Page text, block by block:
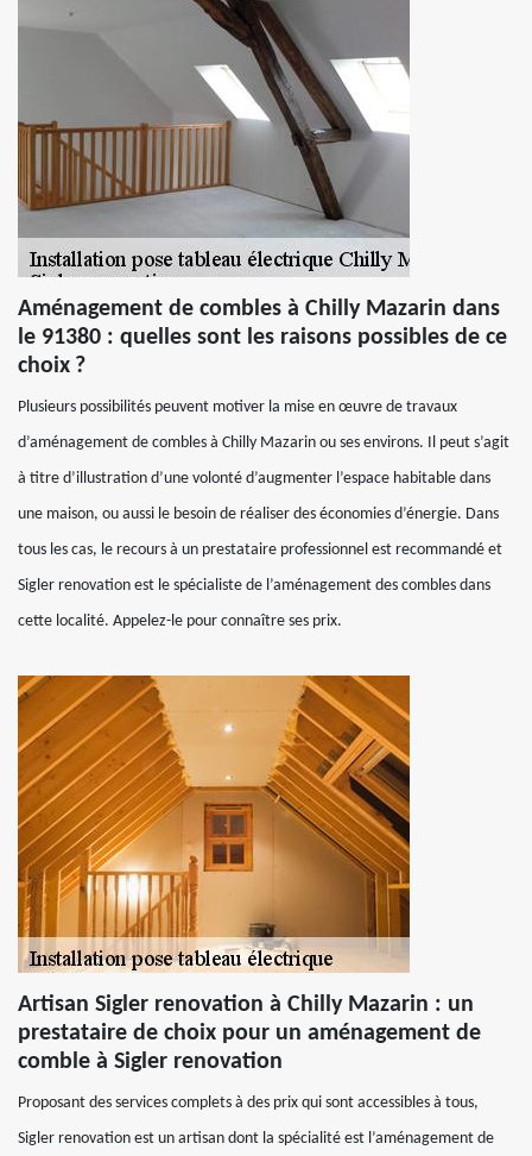
Aménagement de combles à Chilly Mazarin dans
le 91380 : quelles sont les raisons possibles de ce
choix ?
Plusieurs possibilités peuvent motiver la mise en œuvre de travaux
d’aménagement de combles à Chilly Mazarin ou ses environs. Il peut s’agit
à titre d’illustration d’une volonté d’augmenter l’espace habitable dans
une maison, ou aussi le besoin de réaliser des économies d’énergie. Dans
tous les cas, le recours à un prestataire professionnel est recommandé et
Sigler renovation est le spécialiste de l’aménagement des combles dans
cette localité. Appelez-le pour connaître ses prix.
Artisan Sigler renovation à Chilly Mazarin : un
prestataire de choix pour un aménagement de
comble à Sigler renovation
Proposant des services complets à des prix qui sont accessibles à tous,
Sigler renovation est un artisan dont la spécialité est l’aménagement de